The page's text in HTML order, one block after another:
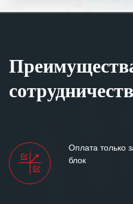
Особенно
между
Оплата только
блок